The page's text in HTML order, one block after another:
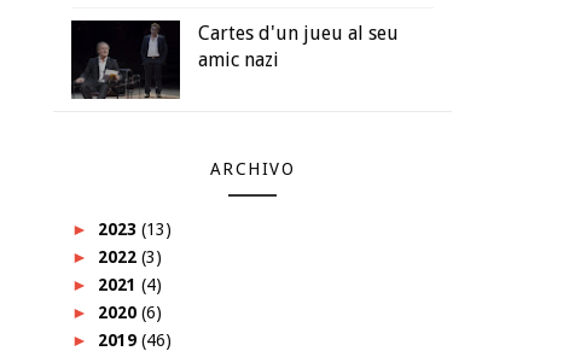
Cartes d'un jueu al seu
amic nazi
ARCHIVO
► 2023 (13)
► 2022 (3)
► 2021 (4)
► 2020 (6)
► 2019 (46)